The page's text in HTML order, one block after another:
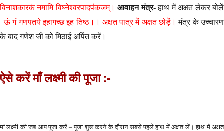
विनाशकारकं नमामि विघ्नेश्वरपादपंकजम्।आवाहन मंत्र-हाथ में अक्षत लेकर बोलें
–ऊं गं गणपतये इहागच्छ इह तिष्ठ।। अक्षत पात्र में अक्षत छोड़ें। मंत्र के उच्चारण
के बाद गणेश जी को मिठाई अर्पित करें।
ऐसे करें माँ लक्ष्मी की पूजा :-
मां लक्ष्मी की जब आप पूजा करें – पूजा शुरू करने के दौरान सबसे पहले हाथ में अक्षत लें। हाथ में अक्षत